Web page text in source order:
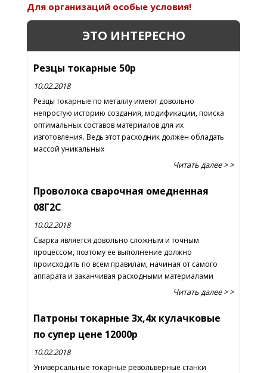
Для организаций особые условия!
ЭТО ИНТЕРЕСНО
Резцы токарные 50р
10.02.2018
Резцы токарные по металлу имеют довольно
непростую историю создания, модификации, поиска
оптимальных составов материалов для их
изготовления. Ведь этот расходник должен обладать
массой уникальных
Читать далее > >
Проволока сварочная омедненная
08Г2С
10.02.2018
Сварка является довольно сложным и точным
процессом, поэтому ее выполнение должно
происходить по всем правилам, начиная от самого
аппарата и заканчивая расходными материалами
Читать далее > >
Патроны токарные 3х,4х кулачковые
по супер цене 12000р
10.02.2018
Универсальные токарные револьверные станки